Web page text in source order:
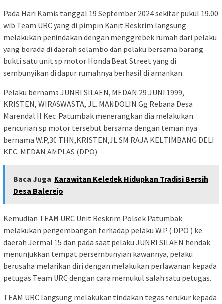
Pada Hari Kamis tanggal 19 September 2024 sekitar pukul 19.00
wib Team URC yang di pimpin Kanit Reskrim langsung
melakukan penindakan dengan menggrebek rumah dari pelaku
yang berada di daerah selambo dan pelaku bersama barang
bukti satu unit sp motor Honda Beat Street yang di
sembunyikan di dapur rumahnya berhasil di amankan.
Pelaku bernama JUNRI SILAEN, MEDAN 29 JUNI 1999,
KRISTEN, WIRASWASTA, JL. MANDOLIN Gg Rebana Desa
Marendal II Kec. Patumbak menerangkan dia melakukan
pencurian sp motor tersebut bersama dengan teman nya
bernama W.P,30 THN,KRISTEN,JL.SM RAJA KEL.TIMBANG DELI
KEC. MEDAN AMPLAS (DPO)
Baca Juga Karawitan Keledek Hidupkan Tradisi Bersih
Desa Balerejo
Kemudian TEAM URC Unit Reskrim Polsek Patumbak
melakukan pengembangan terhadap pelaku W.P ( DPO ) ke
daerah Jermal 15 dan pada saat pelaku JUNRI SILAEN hendak
menunjukkan tempat persembunyian kawannya, pelaku
berusaha melarikan diri dengan melakukan perlawanan kepada
petugas Team URC dengan cara memukul salah satu petugas.
TEAM URC langsung melakukan tindakan tegas terukur kepada